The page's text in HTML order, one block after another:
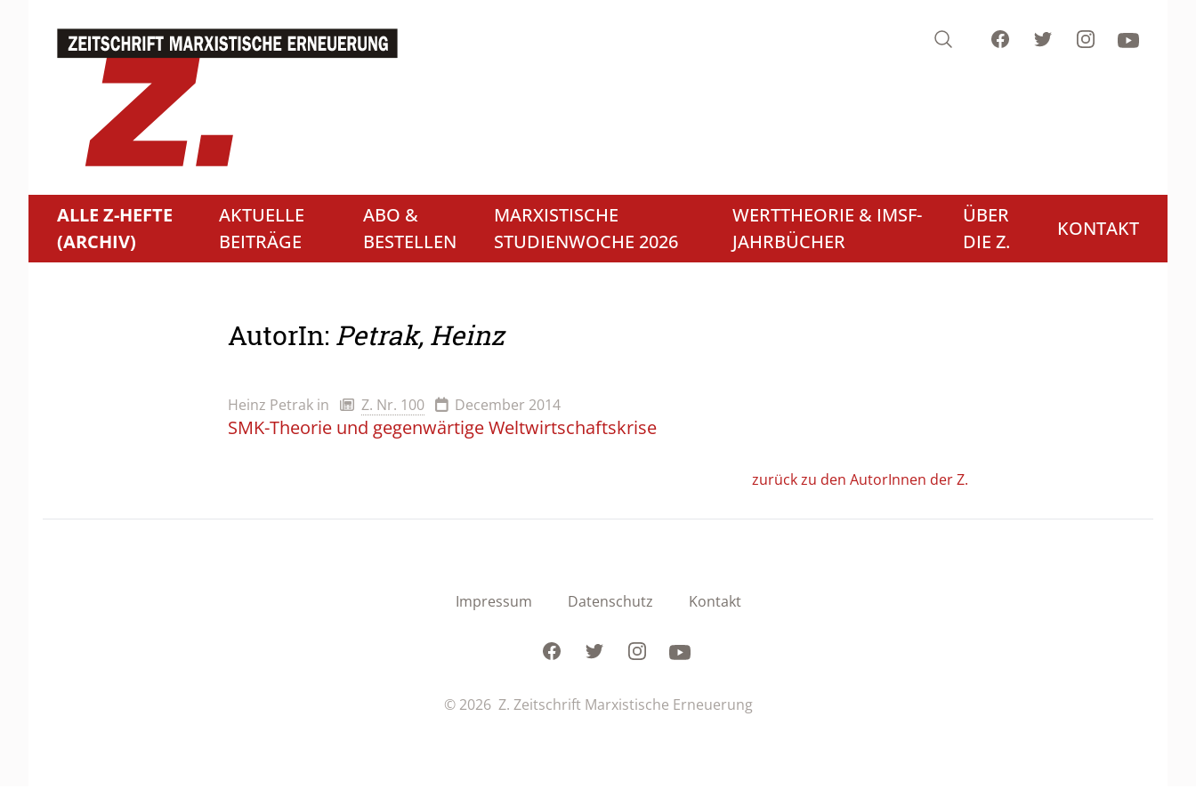
Search FacebookTwitterInstagramYoutube
ALLE Z-HEFTE
(ARCHIV)
AKTUELLE
BEITRÄGE
ABO &
BESTELLEN
MARXISTISCHE
STUDIENWOCHE 2026
WERTTHEORIE & IMSF-
JAHRBÜCHER
ÜBER
DIE Z.
KONTAKT
AutorIn: Petrak, Heinz
Heinz Petrak in Z. Nr. 100 December 2014
SMK-Theorie und gegenwärtige Weltwirtschaftskrise
zurück zu den AutorInnen der Z.
Impressum Datenschutz Kontakt
FacebookTwitterInstagramYoutube
© 2026 Z. Zeitschrift Marxistische Erneuerung